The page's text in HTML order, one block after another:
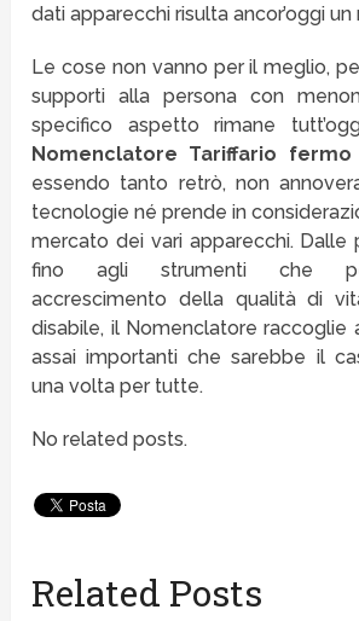
dati apparecchi risulta ancor’oggi un
Le cose non vanno per il meglio,
supporti alla persona con
specifico aspetto rimane
Nomenclatore Tariffario fermo
essendo tanto retrò, non
tecnologie né prende in
mercato dei vari apparecchi. Dalle
fino agli strumenti che
accrescimento della qualità di
disabile, il Nomenclatore raccoglie
assai importanti che sarebbe il
una volta per tutte.
No related posts.
Related Posts